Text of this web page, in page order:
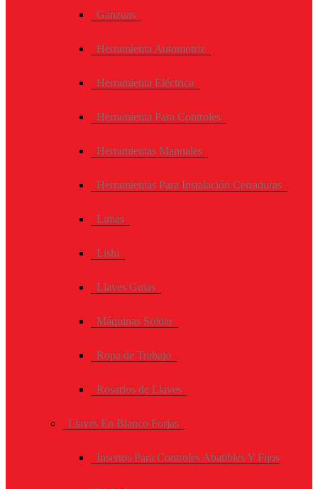
Ganzuas
Herramienta Automotriz
Herramienta Eléctrica
Herramienta Para Controles
Herramientas Manuales
Herramientas Para Instalación Cerraduras
Limas
Lishi
Llaves Guias
Máquinas Soldar
Ropa de Trabajo
Rosarios de Llaves
Llaves En Blanco Forjas
Insertos Para Controles Abatibles Y Fijos